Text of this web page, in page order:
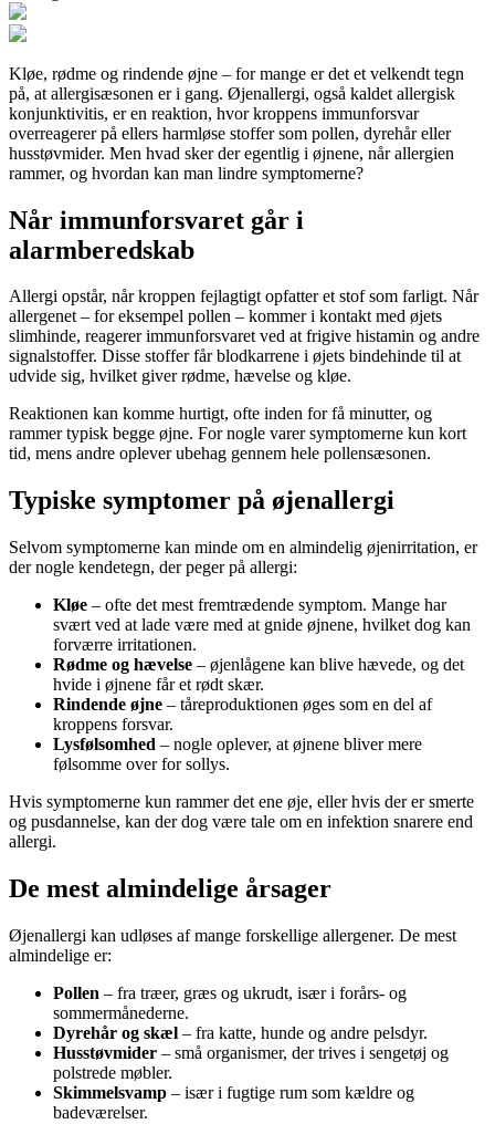
Kløe, rødme og rindende øjne – for mange er det et velkendt tegn
på, at allergisæsonen er i gang. Øjenallergi, også kaldet allergisk
konjunktivitis, er en reaktion, hvor kroppens immunforsvar
overreagerer på ellers harmløse stoffer som pollen, dyrehår eller
husstøvmider. Men hvad sker der egentlig i øjnene, når allergien
rammer, og hvordan kan man lindre symptomerne?
Når immunforsvaret går i
alarmberedskab
Allergi opstår, når kroppen fejlagtigt opfatter et stof som farligt. Når
allergenet – for eksempel pollen – kommer i kontakt med øjets
slimhinde, reagerer immunforsvaret ved at frigive histamin og andre
signalstoffer. Disse stoffer får blodkarrene i øjets bindehinde til at
udvide sig, hvilket giver rødme, hævelse og kløe.
Reaktionen kan komme hurtigt, ofte inden for få minutter, og
rammer typisk begge øjne. For nogle varer symptomerne kun kort
tid, mens andre oplever ubehag gennem hele pollensæsonen.
Typiske symptomer på øjenallergi
Selvom symptomerne kan minde om en almindelig øjenirritation, er
der nogle kendetegn, der peger på allergi:
Kløe – ofte det mest fremtrædende symptom. Mange har
svært ved at lade være med at gnide øjnene, hvilket dog kan
forværre irritationen.
Rødme og hævelse – øjenlågene kan blive hævede, og det
hvide i øjnene får et rødt skær.
Rindende øjne – tåreproduktionen øges som en del af
kroppens forsvar.
Lysfølsomhed – nogle oplever, at øjnene bliver mere
følsomme over for sollys.
Hvis symptomerne kun rammer det ene øje, eller hvis der er smerte
og pusdannelse, kan der dog være tale om en infektion snarere end
allergi.
De mest almindelige årsager
Øjenallergi kan udløses af mange forskellige allergener. De mest
almindelige er:
Pollen – fra træer, græs og ukrudt, især i forårs- og
sommermånederne.
Dyrehår og skæl – fra katte, hunde og andre pelsdyr.
Husstøvmider – små organismer, der trives i sengetøj og
polstrede møbler.
Skimmelsvamp – især i fugtige rum som kældre og
badeværelser.